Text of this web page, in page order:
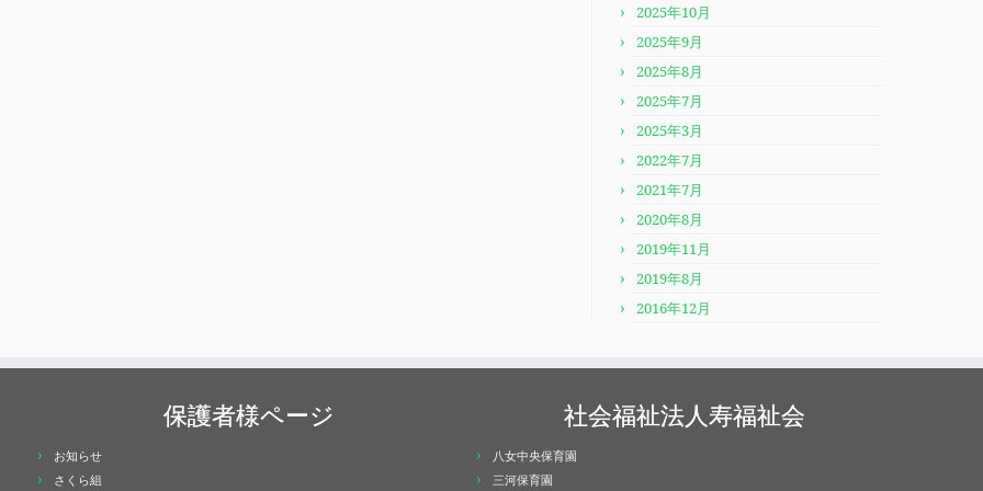
2025年10月
2025年9月
2025年8月
2025年7月
2025年3月
2022年7月
2021年7月
2020年8月
2019年11月
2019年8月
2016年12月
保護者様ページ
お知らせ
さくら組
社会福祉法人寿福祉会
八女中央保育園
三河保育園